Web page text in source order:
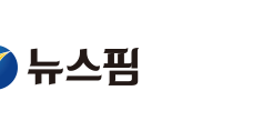
李대통령 "결혼 때문에
여수 오동도 인근 해상서
추미애, '위안부' 피해자